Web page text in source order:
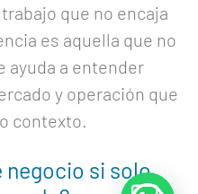
que no encaja
es aquella que no
ayuda a entender
y operación que
contexto.
negocio si solo